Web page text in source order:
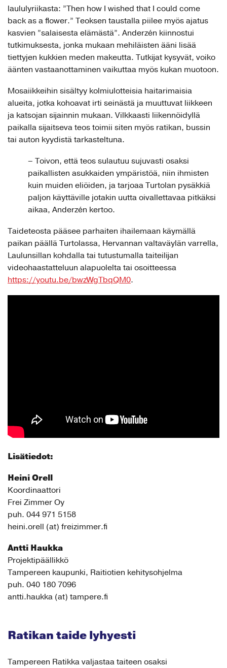
laululyriikasta: ”Then how I wished that I could come
back as a flower.” Teoksen taustalla piilee myös ajatus
kasvien ”salaisesta elämästä”. Anderzén kiinnostui
tutkimuksesta, jonka mukaan mehiläisten ääni lisää
tiettyjen kukkien meden makeutta. Tutkijat kysyvät, voiko
äänten vastaanottaminen vaikuttaa myös kukan muotoon.
Mosaiikkeihin sisältyy kolmiulotteisia haitarimaisia
alueita, jotka kohoavat irti seinästä ja muuttuvat liikkeen
ja katsojan sijainnin mukaan. Vilkkaasti liikennöidyllä
paikalla sijaitseva teos toimii siten myös ratikan, bussin
tai auton kyydistä tarkasteltuna.
– Toivon, että teos sulautuu sujuvasti osaksi
paikallisten asukkaiden ympäristöä, niin ihmisten
kuin muiden eliöiden, ja tarjoaa Turtolan pysäkkiä
paljon käyttäville jotakin uutta oivallettavaa pitkäksi
aikaa, Anderzén kertoo.
Taideteosta pääsee parhaiten ihailemaan käymällä
paikan päällä Turtolassa, Hervannan valtaväylän varrella,
Laulunsillan kohdalla tai tutustumalla taiteilijan
videohaastatteluun alapuolelta tai osoitteessa
https://youtu.be/bwzWgTbqQM0.
Lisätiedot:
Heini Orell
Koordinaattori
Frei Zimmer Oy
puh. 044 971 5158
heini.orell (at) freizimmer.fi
Antti Haukka
Projektipäällikkö
Tampereen kaupunki, Raitiotien kehitysohjelma
puh. 040 180 7096
antti.haukka (at) tampere.fi
Ratikan taide lyhyesti
Tampereen Ratikka valjastaa taiteen osaksi